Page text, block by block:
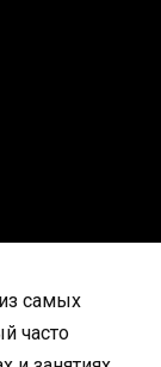
самых
часто